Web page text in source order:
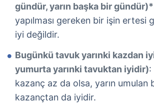
gündür, yarın başka bir gündür)*
yapılması gereken bir işin ertesi
iyi değildir.
Bugünkü tavuk yarınki kazdan
yumurta yarınki tavuktan iyidir):
kazanç az da olsa, yarın umulan
kazançtan da iyidir.